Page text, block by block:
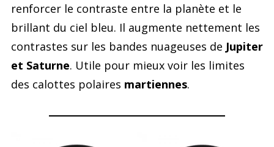
renforcer le contraste entre la planète et le
brillant du ciel bleu. Il augmente nettement les
contrastes sur les bandes nuageuses de Jupiter
et Saturne. Utile pour mieux voir les limites
des calottes polaires martiennes.